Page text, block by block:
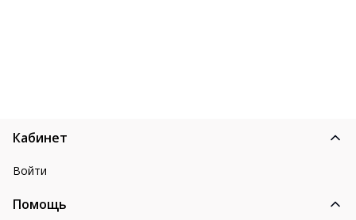
Кабинет
Войти
Помощь